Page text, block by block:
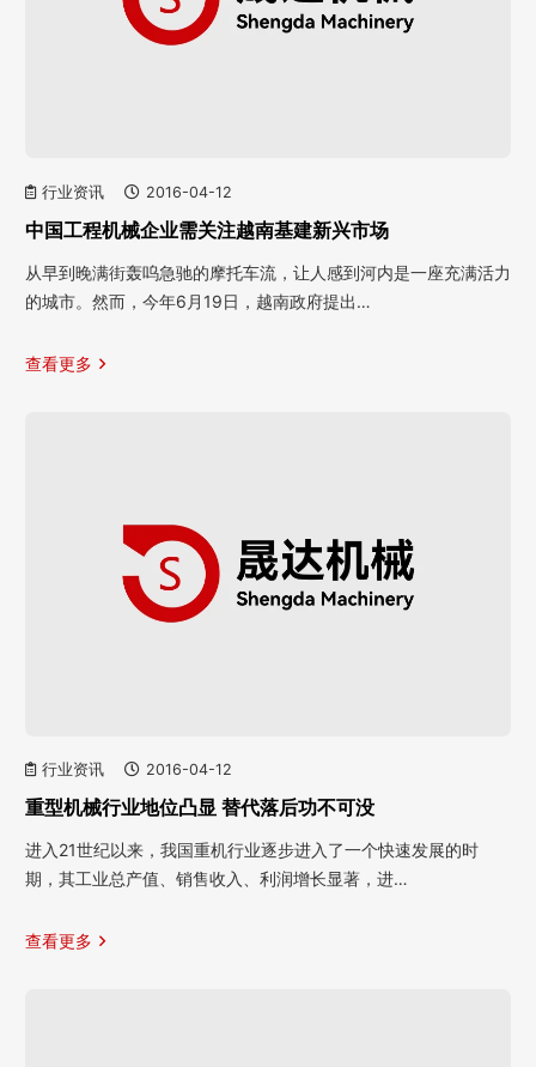
行业资讯 2016-04-12
中国工程机械企业需关注越南基建新兴市场
从早到晚满街轰呜急驰的摩托车流，让人感到河内是一座充满活力
的城市。然而，今年6月19日，越南政府提出…
查看更多
行业资讯 2016-04-12
重型机械行业地位凸显 替代落后功不可没
进入21世纪以来，我国重机行业逐步进入了一个快速发展的时
期，其工业总产值、销售收入、利润增长显著，进…
查看更多